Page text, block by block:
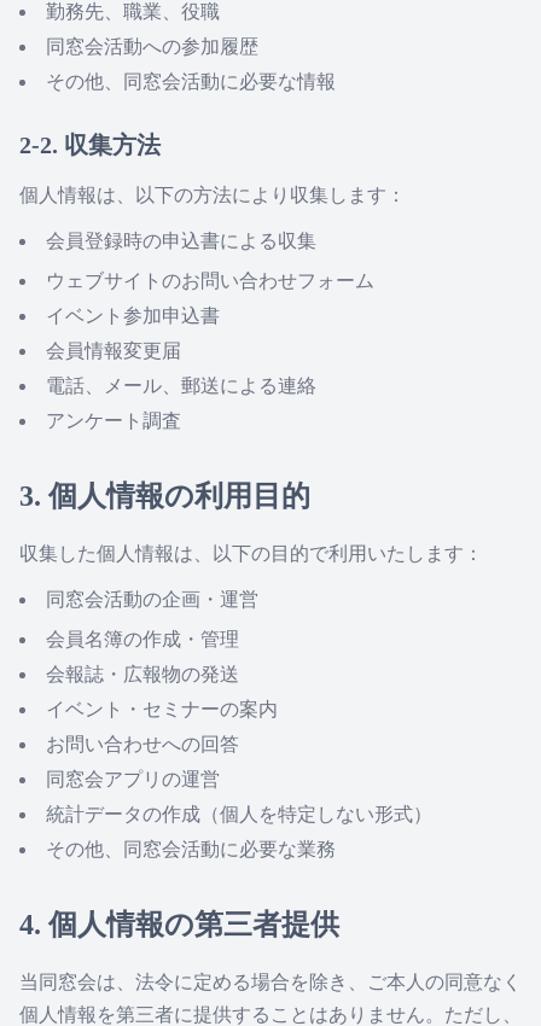
勤務先、職業、役職
同窓会活動への参加履歴
その他、同窓会活動に必要な情報
2-2. 収集方法
個人情報は、以下の方法により収集します：
会員登録時の申込書による収集
ウェブサイトのお問い合わせフォーム
イベント参加申込書
会員情報変更届
電話、メール、郵送による連絡
アンケート調査
3. 個人情報の利用目的
収集した個人情報は、以下の目的で利用いたします：
同窓会活動の企画・運営
会員名簿の作成・管理
会報誌・広報物の発送
イベント・セミナーの案内
お問い合わせへの回答
同窓会アプリの運営
統計データの作成（個人を特定しない形式）
その他、同窓会活動に必要な業務
4. 個人情報の第三者提供
当同窓会は、法令に定める場合を除き、ご本人の同意なく
個人情報を第三者に提供することはありません。ただし、